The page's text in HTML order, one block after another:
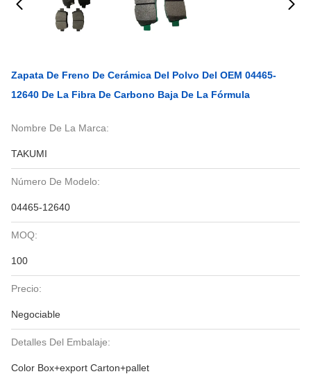
Zapata De Freno De Cerámica Del Polvo Del OEM 04465-
12640 De La Fibra De Carbono Baja De La Fórmula
Nombre De La Marca:
TAKUMI
Número De Modelo:
04465-12640
MOQ:
100
Precio:
Negociable
Detalles Del Embalaje:
Color Box+export Carton+pallet